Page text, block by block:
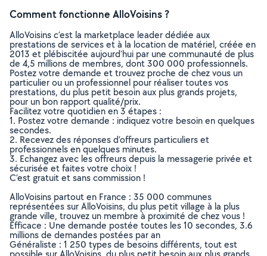
Comment fonctionne AlloVoisins ?
AlloVoisins c’est la marketplace leader dédiée aux
prestations de services et à la location de matériel, créée en
2013 et plébiscitée aujourd’hui par une communauté de plus
de 4,5 millions de membres, dont 300 000 professionnels.
Postez votre demande et trouvez proche de chez vous un
particulier ou un professionnel pour réaliser toutes vos
prestations, du plus petit besoin aux plus grands projets,
pour un bon rapport qualité/prix.
Facilitez votre quotidien en 3 étapes :
1. Postez votre demande : indiquez votre besoin en quelques
secondes.
2. Recevez des réponses d’offreurs particuliers et
professionnels en quelques minutes.
3. Echangez avec les offreurs depuis la messagerie privée et
sécurisée et faites votre choix !
C’est gratuit et sans commission !
AlloVoisins partout en France : 35 000 communes
représentées sur AlloVoisins, du plus petit village à la plus
grande ville, trouvez un membre à proximité de chez vous !
Efficace : Une demande postée toutes les 10 secondes, 3.6
millions de demandes postées par an
Généraliste : 1 250 types de besoins différents, tout est